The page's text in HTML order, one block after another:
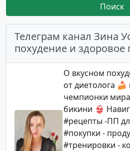
Поиск
Телеграм канал Зина
похудение и здоровое
О вкусном
от диетолога 🍰
чемпионки
бикини 👙
#рецепты -ПП
#покупки -
#тренировки -